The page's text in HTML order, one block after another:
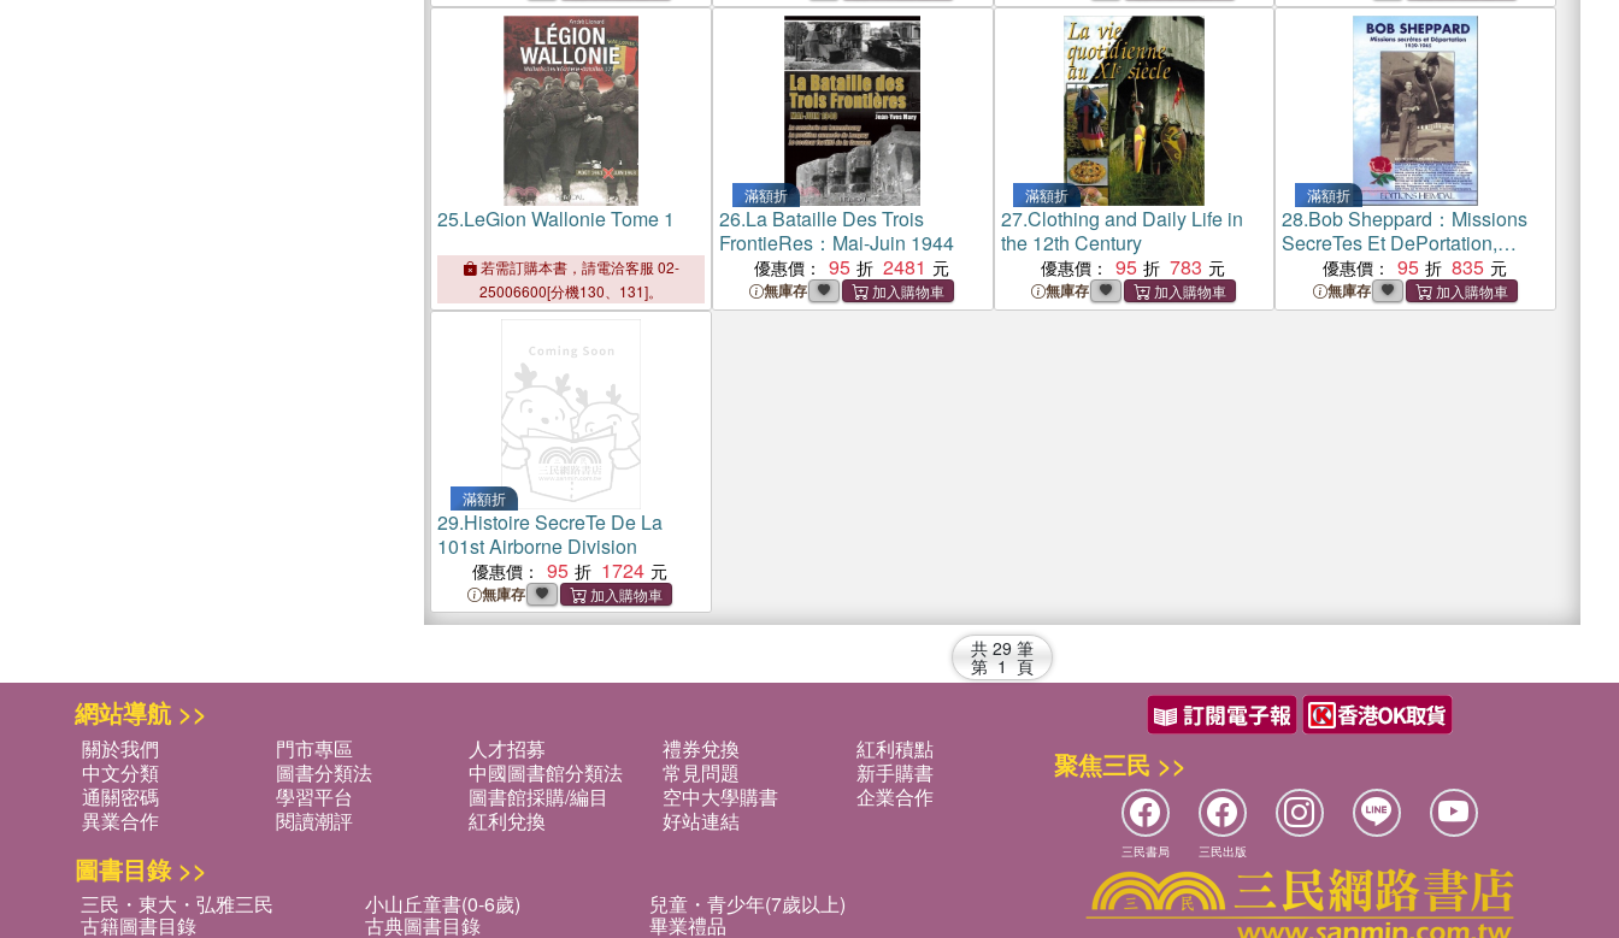
25.LeGion Wallonie Tome 1
若需訂購本書，請電洽客服 02-
25006600[分機130、131]。
滿額折
26.La Bataille Des Trois
FrontieRes：Mai-Juin 1944
優惠價： 95 2481
無庫存
滿額折
27.Clothing and Daily Life in
the 12th Century
優惠價： 95 783
無庫存
滿額折
28.Bob Sheppard：Missions
SecreTes Et DePortation,
1939-1945
優惠價： 95 835
無庫存
滿額折
29.Histoire SecreTe De La
101st Airborne Division
優惠價： 95 1724
無庫存
共 29 筆
第 1 頁
網站導航 >>
關於我們 門市專區 人才招募 禮券兌換
紅利積點
中文分類
圖書分類法 中國圖書館分類法 常見問題
新手購書
通關密碼
學習平台 圖書館採購/編目 空中大學購書
企業合作
異業合作
閱讀潮評 紅利兌換 好站連結
圖書目錄 >>
三民・東大・弘雅三民 小山丘童書(0-6歲) 兒童・青少年(7歲以上)
古籍圖書目錄 古典圖書目錄 畢業禮品
聚焦三民 >>
三民書局 三民出版